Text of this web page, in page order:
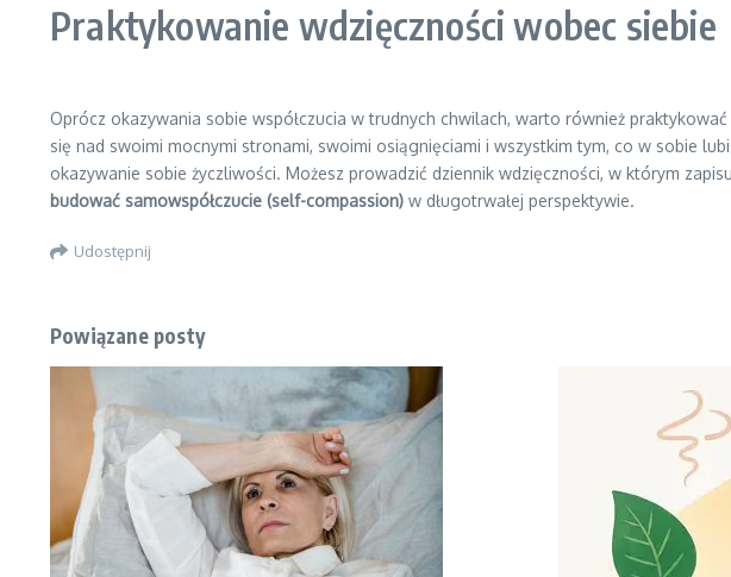
Praktykowanie wdzięczności wobec siebie
Oprócz okazywania sobie współczucia w trudnych chwilach, warto również
się nad swoimi mocnymi stronami, swoimi osiągnięciami i wszystkim tym, co w sobie
okazywanie sobie życzliwości. Możesz prowadzić dziennik wdzięczności, w którym
budować samowspółczucie (self-compassion) w długotrwałej perspektywie.
Udostępnij
Powiązane posty